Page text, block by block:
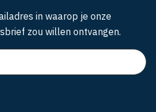
in waarop je onze
zou willen ontvangen.